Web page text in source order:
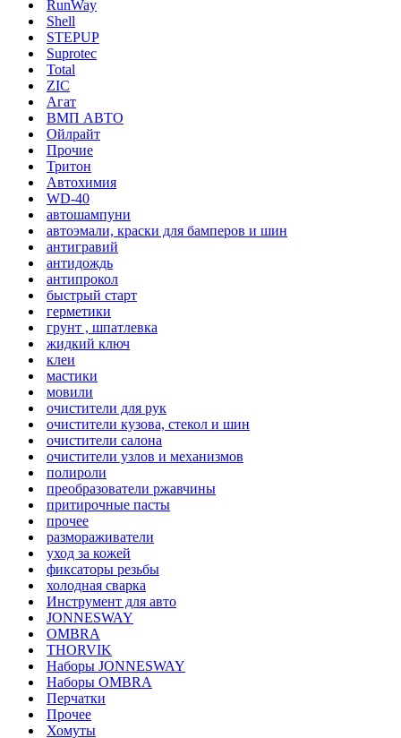
RunWay
Shell
STEPUP
Suprotec
Total
ZIC
Агат
ВМП АВТО
Ойлрайт
Прочие
Тритон
Автохимия
WD-40
автошампуни
автоэмали, краски для бамперов и шин
антигравий
антидождь
антипрокол
быстрый старт
герметики
грунт , шпатлевка
жидкий ключ
клеи
мастики
мовили
очистители для рук
очистители кузова, стекол и шин
очистители салона
очистители узлов и механизмов
полироли
преобразователи ржавчины
притирочные пасты
прочее
размораживатели
уход за кожей
фиксаторы резьбы
холодная сварка
Инструмент для авто
JONNESWAY
OMBRA
THORVIK
Наборы JONNESWAY
Наборы OMBRA
Перчатки
Прочее
Хомуты